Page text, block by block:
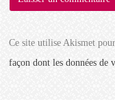
Ce site utilise Akismet
façon dont les données de